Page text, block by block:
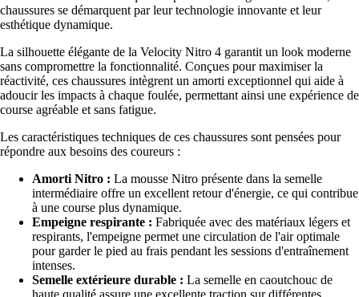
chaussures se démarquent par leur technologie innovante et leur
esthétique dynamique.
La silhouette élégante de la Velocity Nitro 4 garantit un look moderne
sans compromettre la fonctionnalité. Conçues pour maximiser la
réactivité, ces chaussures intègrent un amorti exceptionnel qui aide à
adoucir les impacts à chaque foulée, permettant ainsi une expérience de
course agréable et sans fatigue.
Les caractéristiques techniques de ces chaussures sont pensées pour
répondre aux besoins des coureurs :
Amorti Nitro : La mousse Nitro présente dans la semelle
intermédiaire offre un excellent retour d'énergie, ce qui contribue
à une course plus dynamique.
Empeigne respirante : Fabriquée avec des matériaux légers et
respirants, l'empeigne permet une circulation de l'air optimale
pour garder le pied au frais pendant les sessions d'entraînement
intenses.
Semelle extérieure durable : La semelle en caoutchouc de
haute qualité assure une excellente traction sur différentes